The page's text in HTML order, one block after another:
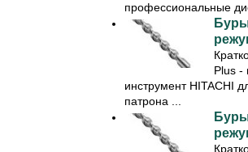
профессиональные
Plus -
инструмент HITACHI
патрона ...